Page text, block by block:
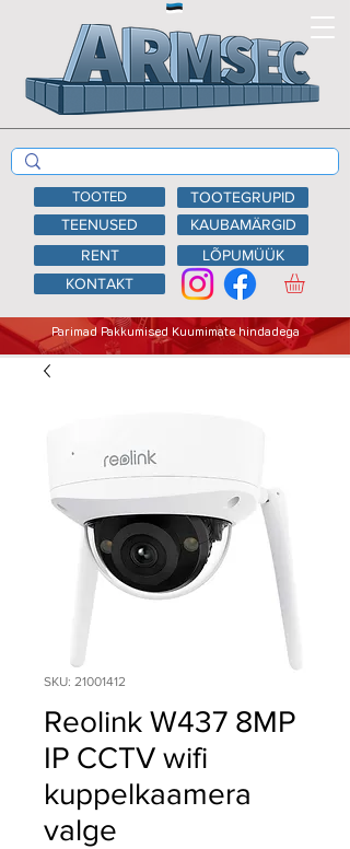
TEENUSED
KAUBAMÄRGID
RENT
LÕPUMÜÜK
KONTAKT
Parimad Pakkumised Kuumimate hindadega
TOOTED TOOTEGRUPID
SKU: 21001412
Reolink W437 8MP
IP CCTV wifi
kuppelkaamera
valge